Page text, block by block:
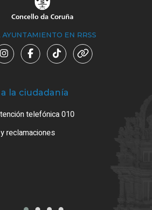
AYUNTAMIENTO EN RRSS
la ciudadanía
telefónica 010
reclamaciones